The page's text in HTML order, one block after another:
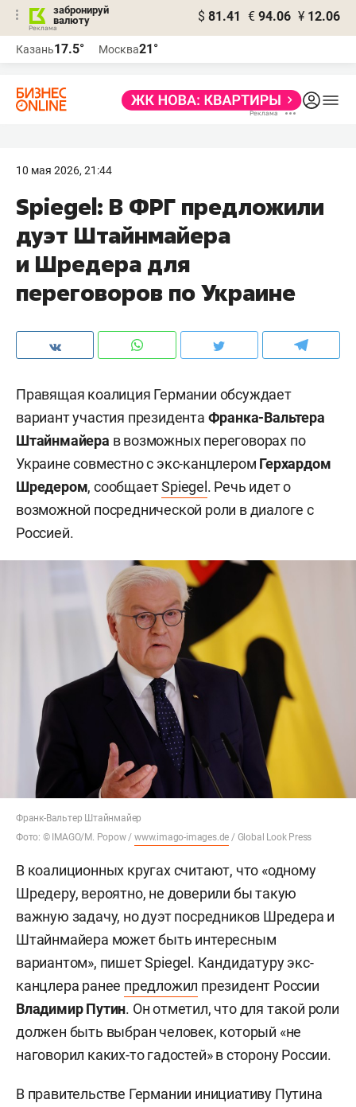
забронируй
валюту
$ 81.41 € 94.06 ¥ 12.06
Казань17.5° Москва21°
10 мая 2026, 21:44
Spiegel: В ФРГ предложили
дуэт Штайнмайера
и Шредера для
переговоров по Украине
Правящая коалиция Германии обсуждает
вариант участия президента Франка-Вальтера
Штайнмайера в возможных переговорах по
Украине совместно с экс-канцлером Герхардом
Шредером, сообщаетSpiegel . Речь идет о
возможной посреднической роли в диалоге с
Россией.
Франк-Вальтер Штайнмайер
Фото: © IMAGO/M. Popow /www.imago-images.de / Global Look Press
В коалиционных кругах считают, что «одному
Шредеру, вероятно, не доверили бы такую
важную задачу, но дуэт посредников Шредера и
Штайнмайера может быть интересным
вариантом», пишет Spiegel. Кандидатуру экс-
канцлера ранее предложил президент России
Владимир Путин. Он отметил, что для такой роли
должен быть выбран человек, который «не
наговорил каких-то гадостей» в сторону России.
В правительстве Германии инициативу Путина